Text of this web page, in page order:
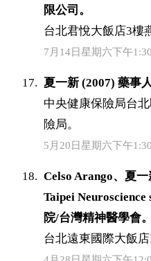
限公司。
台北君悅大飯店3樓
7月14日星期六下午
夏一新 (2007) 藥事
中央健康保險局台
險局。
5月20日星期六下午
Celso Arango、夏
Taipei
院/台灣精神醫學會。
台北遠東國際大飯店